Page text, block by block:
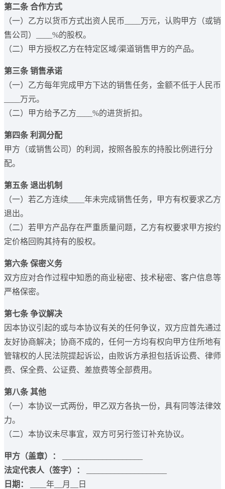
第二条 合作方式
（一）乙方以货币方式出资人民币____万元，认购甲方（或销
售公司）____%的股权。
（二）甲方授权乙方在特定区域/渠道销售甲方的产品。
第三条 销售承诺
（一）乙方每年完成甲方下达的销售任务，金额不低于人民币
____万元。
（二）甲方给予乙方____%的进货折扣。
第四条 利润分配
甲方（或销售公司）的利润，按照各股东的持股比例进行分
配。
第五条 退出机制
（一）若乙方连续____年未完成销售任务，甲方有权要求乙方
退出。
（二）若甲方产品存在严重质量问题，乙方有权要求甲方按约
定价格回购其持有的股权。
第六条 保密义务
双方应对合作过程中知悉的商业秘密、技术秘密、客户信息等
严格保密。
第七条 争议解决
因本协议引起的或与本协议有关的任何争议，双方应首先通过
友好协商解决；协商不成的，任何一方均有权向甲方住所地有
管辖权的人民法院提起诉讼，由败诉方承担包括诉讼费、律师
费、保全费、公证费、差旅费等全部费用。
第八条 其他
（一）本协议一式两份，甲乙双方各执一份，具有同等法律效
力。
（二）本协议未尽事宜，双方可另行签订补充协议。
甲方（盖章）：
法定代表人（签字）：
日期：
____年__月__日